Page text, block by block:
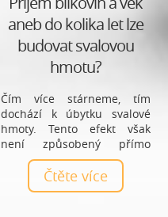
aneb do kolika let lze
budovat svalovou
hmotu?
Čím více stárneme, tím
dochází k úbytku svalové
hmoty. Tento efekt však
není způsobený přímo
stářím, ale především naši
menší pohybovou aktivitou.
Podívejme se společně, jaký
Čtěte více